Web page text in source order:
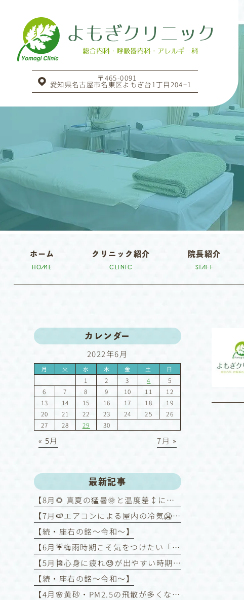
〒465-0091
愛知県名古屋市名東区よもぎ台1丁目204−1
ホーム
HOME
クリニック紹介
CLINIC
院長紹介
STAFF
カレンダー
2022年6月
月 火 水 木 金 土 日
1 2 3 4
5
6
7 8 9 10 11
12
13
14 15 16 17 18
19
20
21 22 23 24 25
26
27
28 29 30
« 5月 7月 »
最新記事
【8月🌻 真夏の猛暑🌞と温度差↕️にご注意！～喘息を悪化させないために～】
【7月🍉エアコンによる屋内の冷気🥶と屋外の暑さ🥵との温度差↕️に注意！】
【続・座右の銘〜令和〜】
【6月☔️梅雨時期こそ気をつけたい「喘息コントロール」】
【5月🎏心身に疲れ😓が出やすい時期】
【続・座右の銘〜令和〜】
【4月🌸黄砂・PM2.5の飛散が多くなる時期】